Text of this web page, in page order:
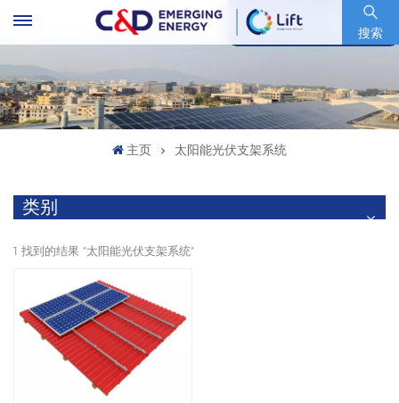
搜索
股票代码 : 600153.SH
主页 太阳能光伏支架系统
类别
1 找到的结果 "太阳能光伏支架系统"